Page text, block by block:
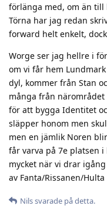
förlänga med, om än
Törna har jag redan
forward helt enkelt,
Worge ser jag hellre i
om vi får hem
dyl, kommer från Stan
många från
för att bygga Identitet
släpper honom men
men en jämlik Noren
får varva på 7e platsen
mycket när vi drar
av Fanta/Rissanen/
Nilssvarade på detta.